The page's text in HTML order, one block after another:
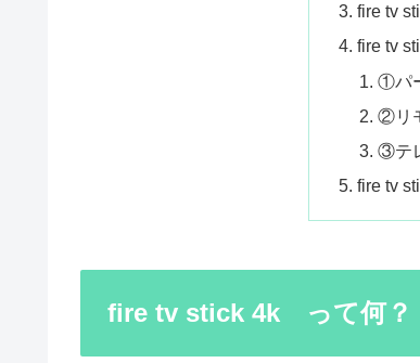
fire tv
fire tv
①パ
②リ
③テ
fire tv
fire tv stick 4k って何？